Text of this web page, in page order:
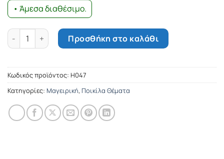
• Άμεσα διαθέσιμο.
Φτιάχνοντας κλασικές σάλτσες ποσότητα
Προσθήκη στο καλάθι
Κωδικός προϊόντος: Η047
Κατηγορίες: Μαγειρική, Ποικίλα Θέματα